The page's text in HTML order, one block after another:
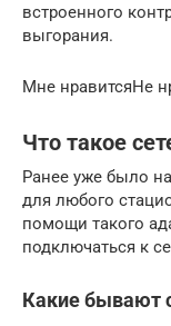
встроенного
выгорания.
Мне нравитсяНе
Что такое
Ранее уже было
для любого
помощи такого
подключаться к
Какие бывают